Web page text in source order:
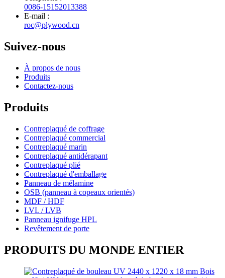
0086-15152013388
E-mail :
roc@plywood.cn
Suivez-nous
À propos de nous
Produits
Contactez-nous
Produits
Contreplaqué de coffrage
Contreplaqué commercial
Contreplaqué marin
Contreplaqué antidérapant
Contreplaqué plié
Contreplaqué d'emballage
Panneau de mélamine
OSB (panneau à copeaux orientés)
MDF / HDF
LVL / LVB
Panneau ignifuge HPL
Revêtement de porte
PRODUITS DU MONDE ENTIER